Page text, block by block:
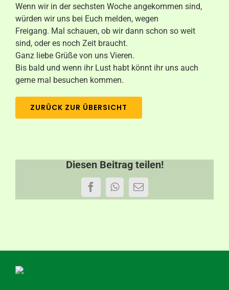
Wenn wir in der sechsten Woche angekommen sind,
würden wir uns bei Euch melden, wegen
Freigang. Mal schauen, ob wir dann schon so weit
sind, oder es noch Zeit braucht.
Ganz liebe Grüße von uns Vieren.
Bis bald und wenn ihr Lust habt könnt ihr uns auch
gerne mal besuchen kommen.
ZURÜCK ZUR ÜBERSICHT
Diesen Beitrag teilen!
FacebookWhatsApp
E-
Mail